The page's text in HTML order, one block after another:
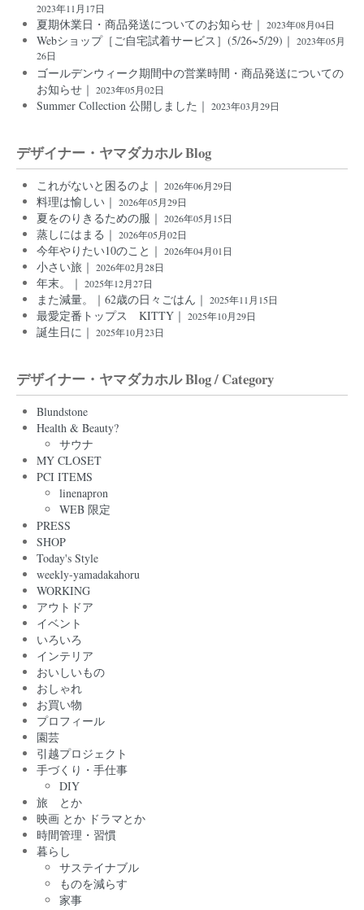
2023年11月17日
夏期休業日・商品発送についてのお知らせ｜ 2023年08月04日
Webショップ［ご自宅試着サービス］(5/26~5/29)｜ 2023年05月
26日
ゴールデンウィーク期間中の営業時間・商品発送についての
お知らせ｜ 2023年05月02日
Summer Collection 公開しました｜ 2023年03月29日
デザイナー・ヤマダカホル Blog
これがないと困るのよ｜ 2026年06月29日
料理は愉しい｜ 2026年05月29日
夏をのりきるための服｜ 2026年05月15日
蒸しにはまる｜ 2026年05月02日
今年やりたい10のこと｜ 2026年04月01日
小さい旅｜ 2026年02月28日
年末。｜ 2025年12月27日
また減量。｜62歳の日々ごはん｜ 2025年11月15日
最愛定番トップス KITTY｜ 2025年10月29日
誕生日に｜ 2025年10月23日
デザイナー・ヤマダカホル Blog / Category
Blundstone
Health & Beauty?
サウナ
MY CLOSET
PCI ITEMS
linenapron
WEB 限定
PRESS
SHOP
Today's Style
weekly-yamadakahoru
WORKING
アウトドア
イベント
いろいろ
インテリア
おいしいもの
おしゃれ
お買い物
プロフィール
園芸
引越プロジェクト
手づくり・手仕事
DIY
旅 とか
映画 とか ドラマとか
時間管理・習慣
暮らし
サステイナブル
ものを減らす
家事